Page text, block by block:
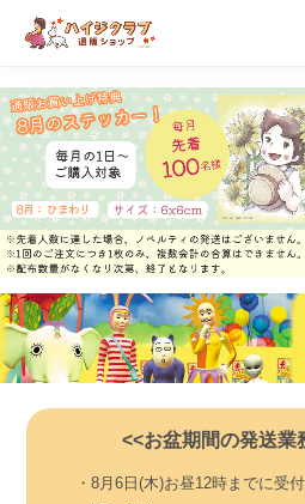
<<お盆期間の発送業
・8月6日(木)お昼12時までに受